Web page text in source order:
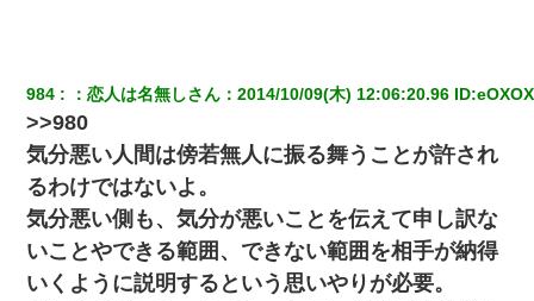
「貸すわけないでしょｗｗｗｗ」→ 理由を話したら泣き出
して・・私（あまりにも希望通り）
高1のとき男に襲われ、不妊の叔母に頼まれて出産。→叔母
夫婦が養子縁組してアメリカに子供を連れ帰った。→9・11
で叔母夫婦が亡くなってしまい…
旦那の元カノをSNSで探して写真を保存して顔面評価スレ
で写真を晒してた。ほとんどがブスという評価の中で二人
ほど意外に好評価で苦々しく思った
984 ：恋人は名無しさん ：2014/10/09(木) 12:06:20.96 ID:
>>980
気分悪い人間は傍若無人に振る舞うことが許され
るわけではないよ。
気分悪い側も、気分が悪いことを伝えて申し訳な
いことやできる範囲、できない範囲を相手が納得
いくように説明するという思いやりが必要。